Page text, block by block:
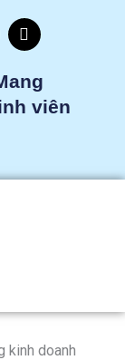
T
h
e
a
d viên
kinh doanh